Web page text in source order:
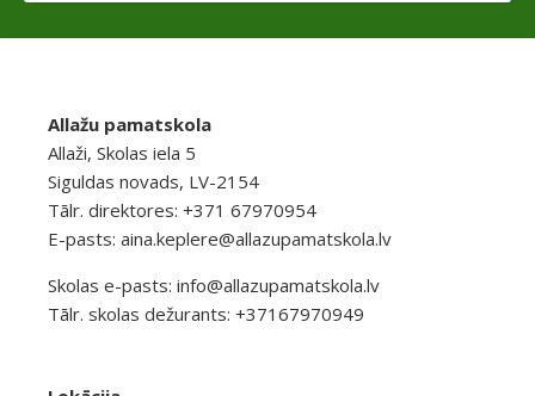
Allažu pamatskola
Allaži, Skolas iela 5
Siguldas novads, LV-2154
Tālr. direktores: +371 67970954
E-pasts: aina.keplere@allazupamatskola.lv
Skolas e-pasts: info@allazupamatskola.lv
Tālr. skolas dežurants: +37167970949